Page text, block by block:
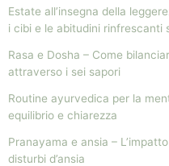
Estate all’insegna della
i cibi e le abitudini rinfrescanti
Rasa e Dosha – Come
attraverso i sei sapori
Routine ayurvedica per la
equilibrio e chiarezza
Pranayama e ansia –
disturbi d’ansia